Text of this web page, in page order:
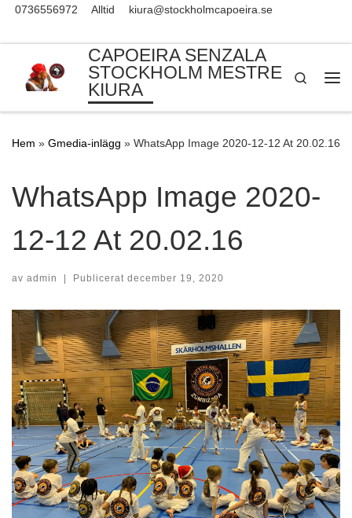
0736556972 Alltid kiura@stockholmcapoeira.se
CAPOEIRA SENZALA
STOCKHOLM MESTRE
KIURA
Search
Hem » Gmedia-inlägg » WhatsApp Image 2020-12-12 At 20.02.16
WhatsApp Image 2020-
12-12 At 20.02.16
av admin | Publicerat december 19, 2020